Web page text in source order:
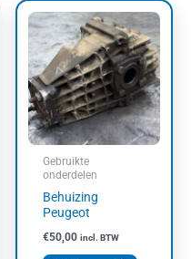
Gebruikte
onderdelen
Behuizing
Peugeot
€50,00 incl. BTW